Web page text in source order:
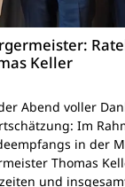
Keller
Abend voller
Im
in der
Thomas
und